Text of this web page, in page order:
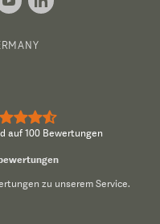
auf 100 Bewertungen
zu unserem Service.